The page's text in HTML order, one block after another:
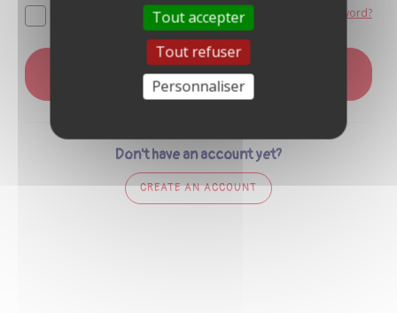
Forgot your password?
LOG IN
Don't have an account yet?
CREATE AN ACCOUNT
Tout accepter
Tout refuser
Personnaliser